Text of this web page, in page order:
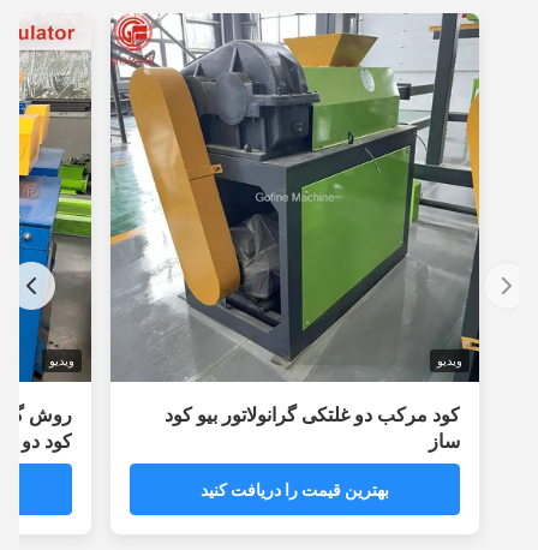
کود مرکب دو غلتکی گرانولاتور بیو کود
بهترین قیمت را دریافت کنید
روش
کود دو رولر